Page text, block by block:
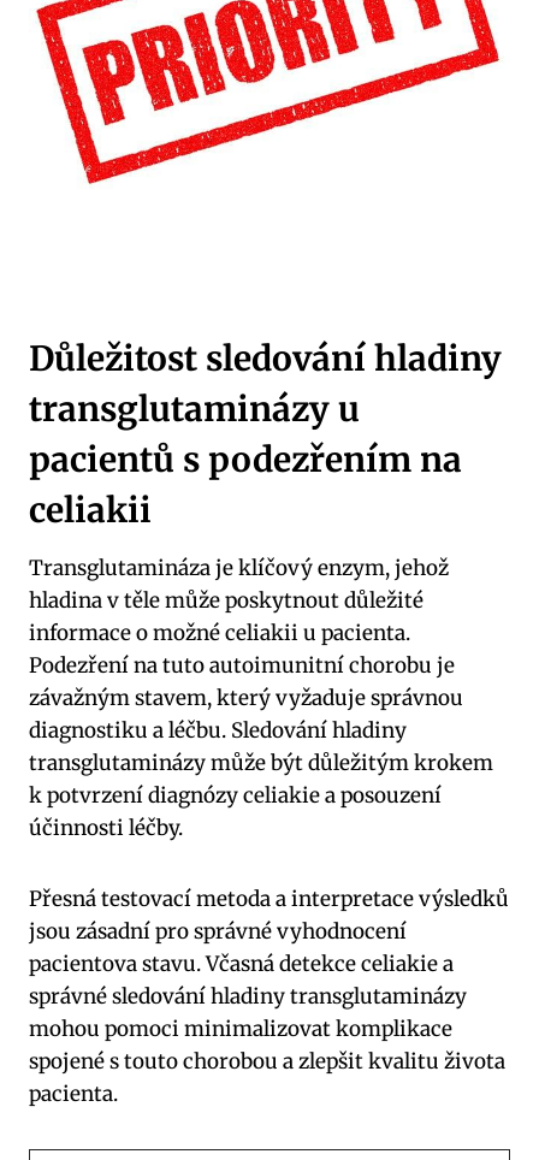
Důležitost sledování hladiny
transglutaminázy u
pacientů s podezřením na
celiakii
Transglutamináza je klíčový enzym, jehož
hladina v těle může poskytnout důležité
informace o možné celiakii u pacienta.
Podezření na tuto autoimunitní chorobu je
závažným stavem, který vyžaduje správnou
diagnostiku a léčbu. Sledování hladiny
transglutaminázy může být důležitým krokem
k potvrzení diagnózy celiakie a posouzení
účinnosti léčby.
Přesná testovací metoda a interpretace výsledků
jsou zásadní pro správné vyhodnocení
pacientova stavu. Včasná detekce celiakie a
správné sledování hladiny transglutaminázy
mohou pomoci minimalizovat komplikace
spojené s touto chorobou a zlepšit kvalitu života
pacienta.